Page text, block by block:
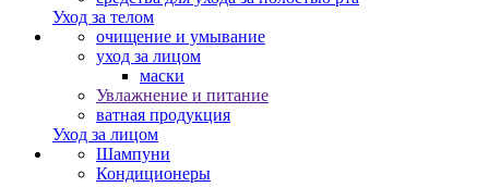
Уход за телом
очищение и умывание
уход за лицом
маски
Увлажнение и питание
ватная продукция
Уход за лицом
Шампуни
Кондиционеры